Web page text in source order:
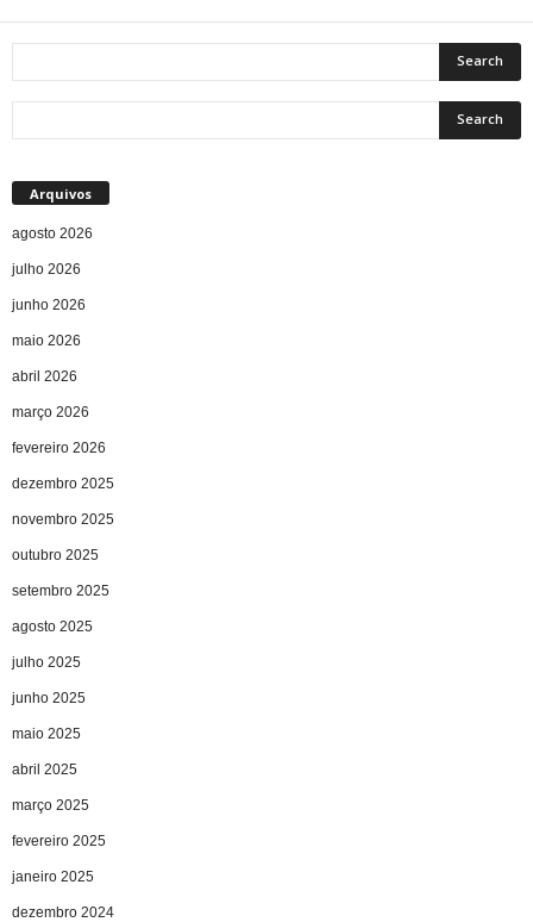
Arquivos
agosto 2026
julho 2026
junho 2026
maio 2026
abril 2026
março 2026
fevereiro 2026
dezembro 2025
novembro 2025
outubro 2025
setembro 2025
agosto 2025
julho 2025
junho 2025
maio 2025
abril 2025
março 2025
fevereiro 2025
janeiro 2025
dezembro 2024